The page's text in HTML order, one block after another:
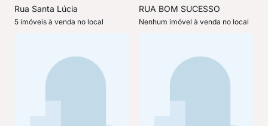
Rua Santa Lúcia
5 imóveis à venda no local
RUA BOM SUCESSO
Nenhum imóvel à venda no local